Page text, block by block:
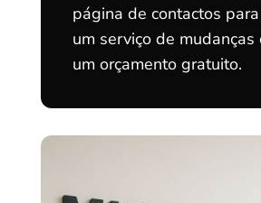
página de contactos
um serviço de mudanças
um orçamento gratuito.